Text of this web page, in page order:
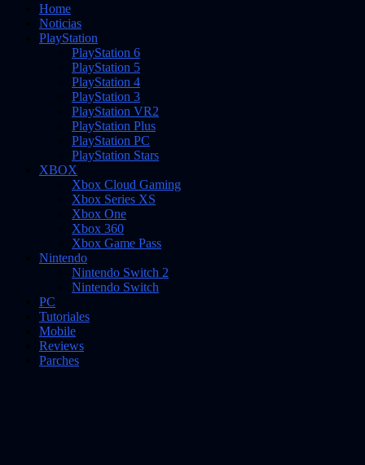
Home
Noticias
PlayStation
PlayStation 6
PlayStation 5
PlayStation 4
PlayStation 3
PlayStation VR2
PlayStation Plus
PlayStation PC
PlayStation Stars
XBOX
Xbox Cloud Gaming
Xbox Series XS
Xbox One
Xbox 360
Xbox Game Pass
Nintendo
Nintendo Switch 2
Nintendo Switch
PC
Tutoriales
Mobile
Reviews
Parches